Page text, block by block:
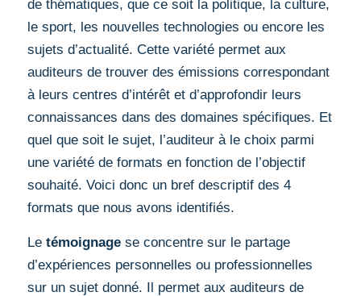
de thématiques, que ce soit la politique, la culture,
le sport, les nouvelles technologies ou encore les
sujets d’actualité. Cette variété permet aux
auditeurs de trouver des émissions correspondant
à leurs centres d’intérêt et d’approfondir leurs
connaissances dans des domaines spécifiques. Et
quel que soit le sujet, l’auditeur à le choix parmi
une variété de formats en fonction de l’objectif
souhaité. Voici donc un bref descriptif des 4
formats que nous avons identifiés.
Le témoignagese concentre sur le partage
d’expériences personnelles ou professionnelles
sur un sujet donné. Il permet aux auditeurs de